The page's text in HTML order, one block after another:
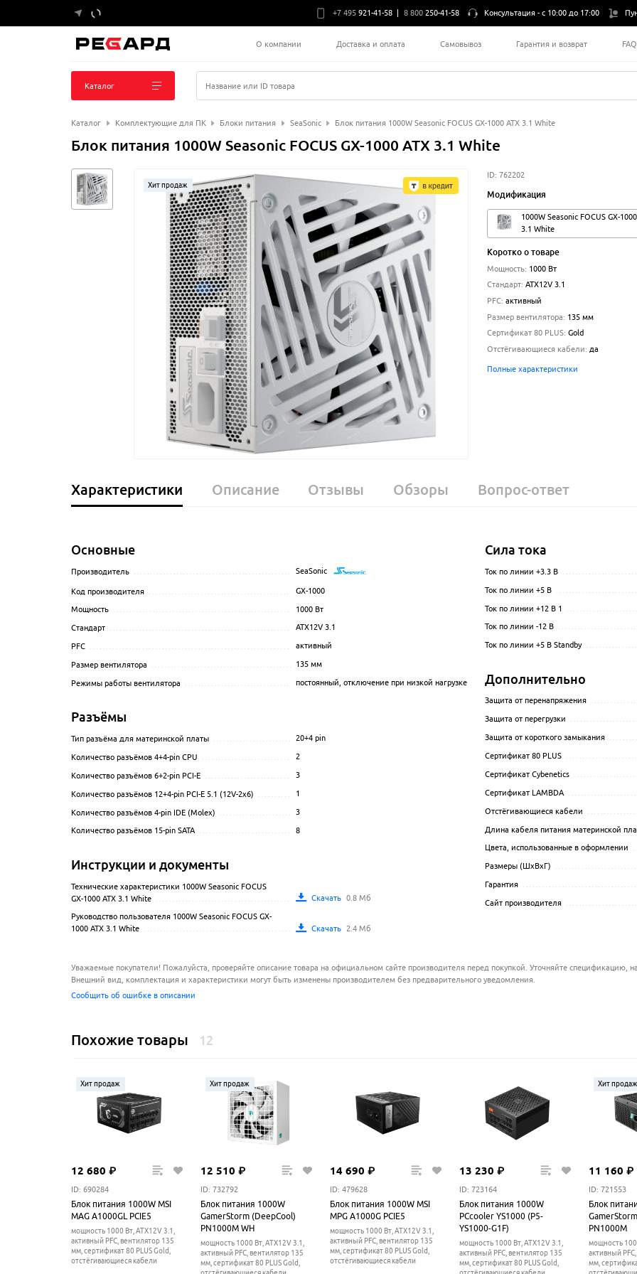
+7 495 921-41-58 8 800 250-41-58 Консультация -с 10:00 до 17:00
О компании Доставка и оплата Самовывоз Гарантия и возврат FAQ
Каталог Название или ID товара
Каталог Комплектующие для ПК Блоки питания SeaSonic Блок питания 1000W Seasonic FOCUS GX-1000 ATX 3.1 White
Блок питания 1000W Seasonic FOCUS GX-1000 ATX 3.1 White
Хит продаж
ID: 762202
Модификация
1000W Seasonic FOCUS GX-
3.1 White
Коротко о товаре
Мощность: 1000 Вт
Стандарт: ATX12V 3.1
PFC: активный
Размер вентилятора: 135 мм
Сертификат 80 PLUS: Gold
Отстёгивающиеся кабели: да
Полные характеристики
Характеристики Описание Отзывы Обзоры Вопрос-ответ
Основные
Производитель SeaSonic
Код производителя GX-1000
Мощность 1000Вт
Стандарт ATX12V 3.1
PFC активный
Размер вентилятора 135 мм
Режимы работы вентилятора постоянный, отключение при низкой нагрузке
Разъёмы
Тип разъёма для материнской платы 20+4 pin
Количество разъёмов 4+4-pin CPU 2
Количество разъёмов 6+2-pin PCI-E 3
Количество разъёмов 12+4-pin PCI-E 5.1 (12V-2х6) 1
Количество разъёмов 4-pin IDE (Molex) 3
Количество разъёмов 15-pin SATA 8
Инструкции и документы
Технические характеристики 1000W Seasonic FOCUS
GX-1000 ATX 3.1 White
Скачать 0.8 Мб
Руководство пользователя 1000W Seasonic FOCUS GX-
1000 ATX 3.1 White
Скачать 2.4 Мб
Сила тока
Ток по линии +3.3 В
Ток по линии +5 В
Ток по линии +12 В 1
Ток по линии -12 В
Ток по линии +5 В Standby
Дополнительно
Защита от перенапряжения
Защита от перегрузки
Защита от короткого замыкания
Сертификат 80 PLUS
Сертификат Cybenetics
Сертификат LAMBDA
Отстёгивающиеся кабели
Длина кабеля питания материнской
Цвета, использованные в оформлении
Размеры (ШхВхГ)
Гарантия
Сайт производителя
Уважаемые покупатели! Пожалуйста, проверяйте описание товара на официальном сайте производителя перед покупкой. Уточняйте спецификацию,
Внешний вид, комплектация и характеристики могут быть изменены производителем без предварительного уведомления.
Сообщить об ошибке в описании
Похожие товары 12
Хит продаж
12 680 ₽
ID: 690284
Блок питания 1000W MSI
MAG A1000GL PCIE5
мощность 1000 Вт, ATX12V 3.1,
активный PFC, вентилятор 135
мм, cертификат 80 PLUS Gold,
отстёгивающиеся кабели
Хит продаж
12 510 ₽
ID: 732792
Блок питания 1000W
GamerStorm (DeepCool)
PN1000M WH
мощность 1000 Вт, ATX12V 3.1,
активный PFC, вентилятор 135
мм, cертификат 80 PLUS Gold,
14 690 ₽
ID: 479628
Блок питания 1000W MSI
MPG A1000G PCIE5
мощность 1000 Вт, ATX12V 3.1,
активный PFC, вентилятор 135
мм, cертификат 80 PLUS Gold,
отстёгивающиеся кабели
13 230 ₽
ID: 723164
Блок питания 1000W
PCcooler YS1000 (P5-
YS1000-G1F)
мощность 1000 Вт, ATX12V 3.1,
активный PFC, вентилятор 135
мм, cертификат 80 PLUS Gold,
Хит продаж
11 160 ₽
ID: 721553
Блок
PN1000M
мощность
активный
мм,